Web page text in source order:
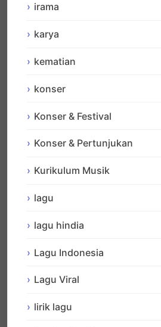
irama
karya
kematian
konser
Konser & Festival
Konser & Pertunjukan
Kurikulum Musik
lagu
lagu hindia
Lagu Indonesia
Lagu Viral
lirik lagu